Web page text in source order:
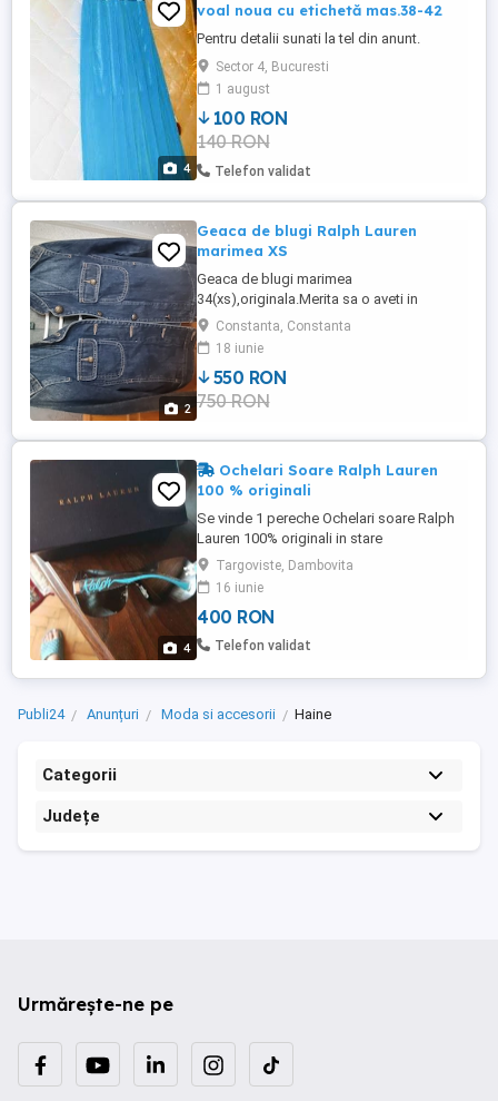
4
voal noua cu etichetă mas.38-42
Pentru detalii sunati la tel din anunt.
Sector 4, Bucuresti
1 august
100 RON
140 RON
Telefon validat
2
Geaca de blugi Ralph Lauren
marimea XS
Geaca de blugi marimea
34(xs),originala.Merita sa o aveti in
garderoba.L8vrarea se face doar personal
Constanta, Constanta
18 iunie
550 RON
750 RON
4
Ochelari Soare Ralph Lauren
100 % originali
Se vinde 1 pereche Ochelari soare Ralph
Lauren 100% originali in stare
impecabila...Ochelarii au fost achizionati
personal din anglia la pretul de 102
lire....rog si ofer seriozitate
Targoviste, Dambovita
16 iunie
400 RON
Telefon validat
Publi24 Anunțuri Moda si accesorii Haine
Categorii
Județe
Urmărește-ne pe